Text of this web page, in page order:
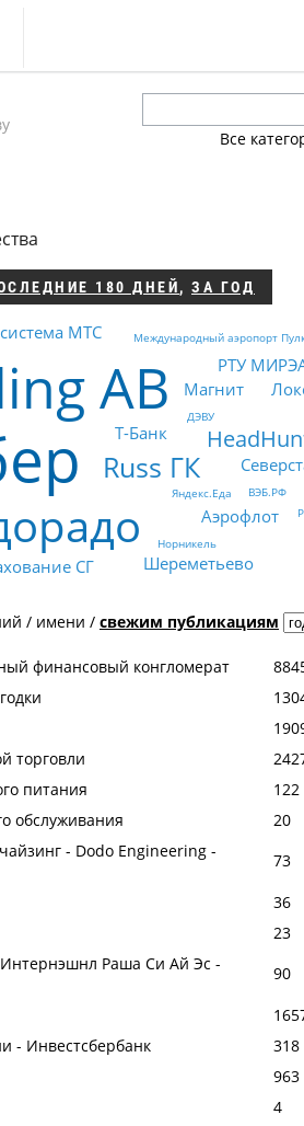
Все
180 ДНЕЙ, ЗА ГОД
AB
Russ ГК
Т-Банк
Магнит
СГ
Аэрофлот
МТС
Шереметьево
РТУ
Международный аэропорт
ДЭВУ
ВЭБ.РФ
Норникель
Яндекс.Еда
/ имени / свежим публикациям
финансовый конгломерат
торговли
питания
122
обслуживания
20
- Dodo Engineering -
73
36
23
Интернэшнл Раша Си Ай Эс -
90
- Инвестсбербанк
318
963
4